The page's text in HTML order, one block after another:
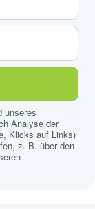
unseres
Analyse der
Klicks auf Links)
z. B. über den